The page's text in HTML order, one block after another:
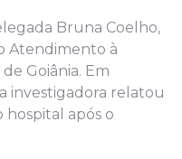
Bruna Coelho,
Atendimento à
Goiânia. Em
investigadora relatou
após o